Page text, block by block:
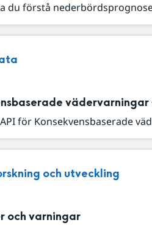
du förstå
vädervarningar
för Konsekvensbaserade
och utveckling
och varningar